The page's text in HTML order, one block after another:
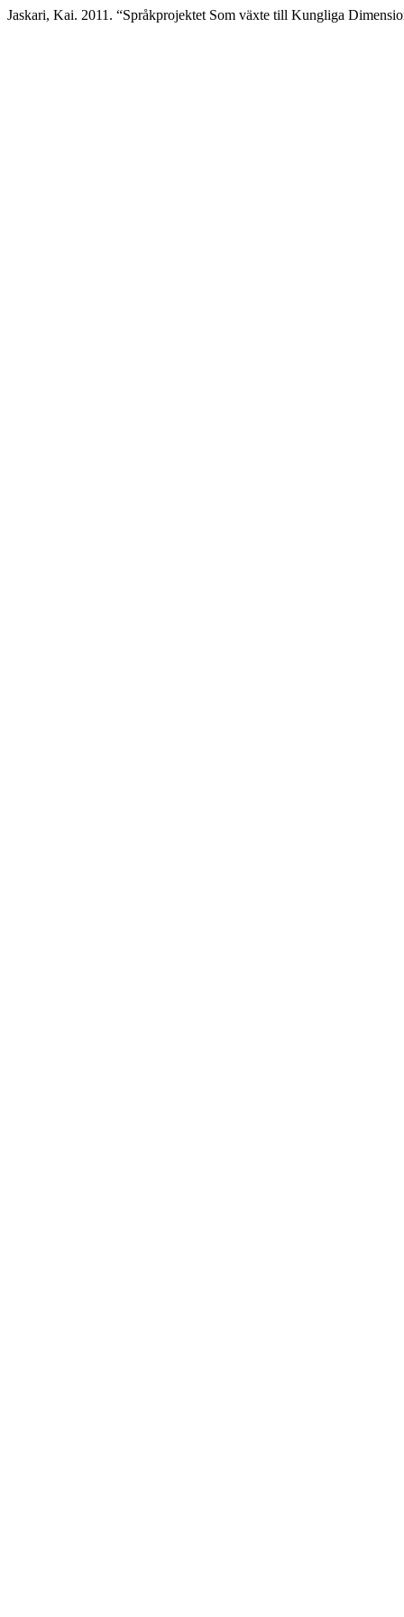
Jaskari, Kai. 2011. “Språkprojektet Som växte till Kungliga